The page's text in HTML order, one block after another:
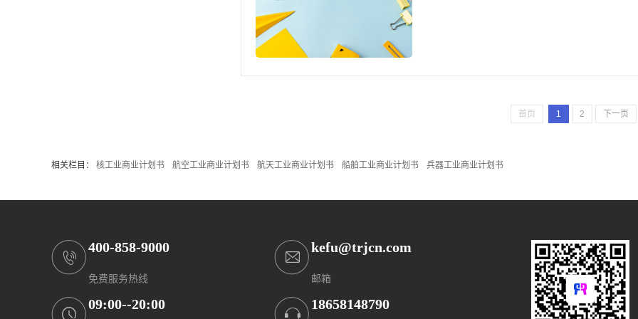
首页 1 2 下一页
相关栏目： 核工业商业计划书 航空工业商业计划书 航天工业商业计划书 船舶工业商业计划书 兵器工业商业计划书
400-858-9000
免费服务热线
kefu@trjcn.com
邮箱
09:00--20:00 18658148790